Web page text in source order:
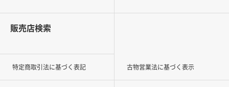
販売店検索
特定商取引法に基づく表記 古物営業法に基づく表示